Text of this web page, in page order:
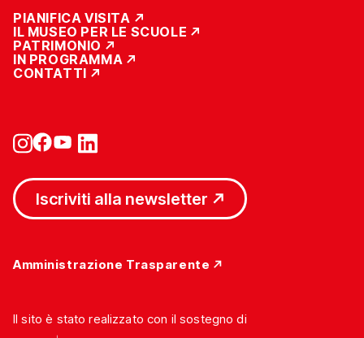
PIANIFICA VISITA
IL MUSEO PER LE SCUOLE
PATRIMONIO
IN PROGRAMMA
CONTATTI
Iscriviti alla newsletter
Amministrazione Trasparente
Il sito è stato realizzato con il sostegno di